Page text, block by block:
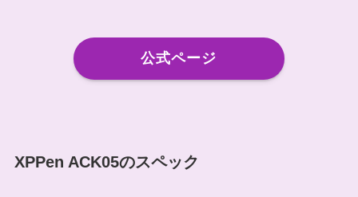
公式ページ
XPPen ACK05のスペック